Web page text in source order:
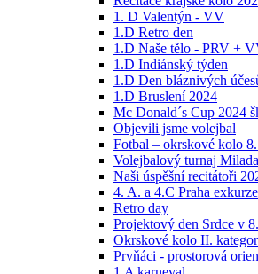
1. D Valentýn - VV
1.D Retro den
1.D Naše tělo - PRV +
1.D Indiánský týden
1.D Den bláznivých
1.D Bruslení 2024
Mc Donald´s Cup 2024
Objevili jsme volejbal
Fotbal – okrskové kolo
Volejbalový turnaj
Naši úspěšní recitátoři
4. A. a 4.C Praha exkurze
Retro day
Projektový den Srdce v
Okrskové kolo II.
Prvňáci - prostorová